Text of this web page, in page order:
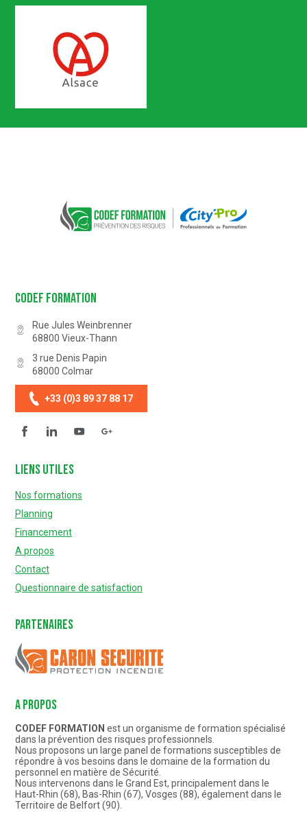
Certification n° 5619
Partenaire Marque Alsace
Codef Formation
Rue Jules Weinbrenner
68800 Vieux-Thann
3 rue Denis Papin
68000 Colmar
+33 (0)3 89 37 88 17
FacebookLinkedinYouTube
Liens utiles
Nos formations
Planning
Financement
A propos
Contact
Questionnaire de satisfaction
Partenaires
Caron Sécurité
A PROPOS
CODEF FORMATION est un organisme de formation spécialisé
dans la prévention des risques professionnels.
Nous proposons un large panel de formations susceptibles de
répondre à vos besoins dans le domaine de la formation du
personnel en matière de Sécurité.
Nous intervenons dans le Grand Est, principalement dans le
Haut-Rhin (68), Bas-Rhin (67), Vosges (88), également dans le
Territoire de Belfort (90).